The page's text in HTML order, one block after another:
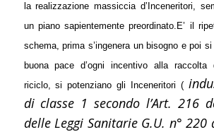
la realizzazione massiccia d’Inceneritori,
un piano sapientemente preordinato. E’ il
schema, prima s’ingenera un bisogno e poi
buona pace d’ogni incentivo alla raccolta
riciclo, si potenziano gli Inceneritori (
di classe 1 secondo l’Art. 216
delle Leggi Sanitarie G.U. n° 220